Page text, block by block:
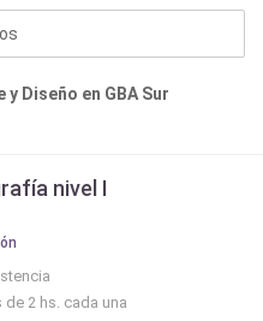
Diseño en GBA Sur
nivel I
2 hs. cada una